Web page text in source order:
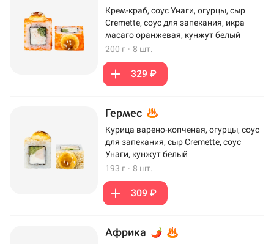
Крем-краб, соус Унаги, огурцы, сыр
Cremette, соус для запекания, икра
масаго оранжевая, кунжут белый
200 г · 8 шт.
329 ₽
Гермес
Курица варено-копченая, огурцы, соус
для запекания, сыр Cremette, соус
Унаги, кунжут белый
193 г · 8 шт.
309 ₽
Африка